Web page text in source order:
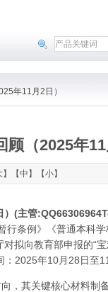
年11月2日）
（2025年11
】【中 】【小】
(主管
行条例》《普通本科
拟向教育部申报的“
2025年10月28日至
其关键核心材料制备